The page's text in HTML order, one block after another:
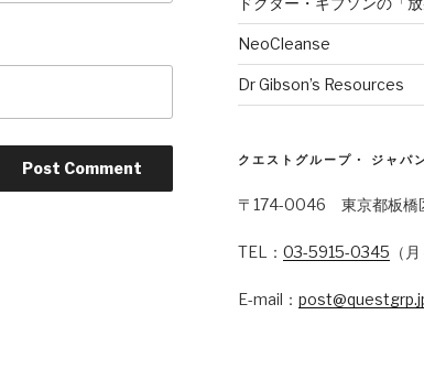
NeoCleanse
Dr Gibson’s Resources
クエストグループ・ ジャパ
〒174-0046 東京都板橋
TEL：03-5915-0345 （
E-mail：